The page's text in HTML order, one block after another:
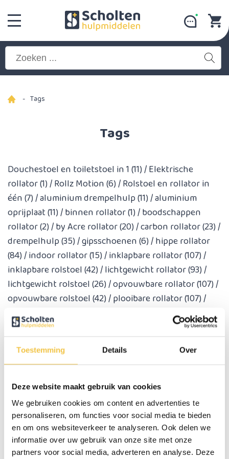
Toestemming Details Over
Deze website maakt gebruik van cookies
We gebruiken cookies om content en advertenties te
personaliseren, om functies voor social media te bieden
en om ons websiteverkeer te analyseren. Ook delen we
informatie over uw gebruik van onze site met onze
partners voor social media, adverteren en analyse. Deze
- Tags
Tags
Douchestoel en toiletstoel in 1(11)/Elektrische
rollator(1)/Rollz Motion(6)/Rolstoel en rollator in
één(7)/aluminium drempelhulp(11)/aluminium
oprijplaat(11)/binnen rollator(1)/boodschappen
rollator(2)/by Acre rollator(20)/carbon rollator(23)/
drempelhulp(35)/gipsschoenen(6)/hippe rollator
(84)/indoor rollator(15)/inklapbare rollator(107)/
inklapbare rolstoel(42)/lichtgewicht rollator(93)/
lichtgewicht rolstoel(26)/opvouwbare rollator(107)/
opvouwbare rolstoel(42)/plooibare rollator(107)/
plooibare rolstoel
postoel(25) /
rollator(107) (4)/rollator
(69)/rollz flex rolstoel(42)
rolstoel met
toiletstoel(25)/verbandschoenen(6)/
verbandschoenen dames(6)/verbandschoenen
heren(6)/verbandschoenen voor buiten(6)/
verbandsloffen(6)/verbandsloffen dames(6)/
verbandsloffen heren(6)